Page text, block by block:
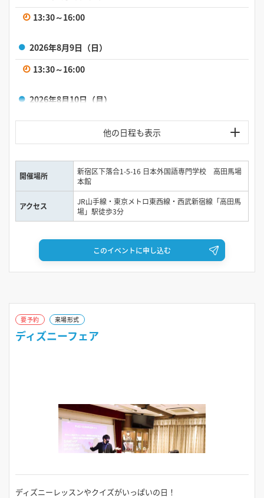
10:00～13:30
2026年8月29日（土）
10:00～13:30
2026年8月30日（日）
10:00～13:30
10:00～13:30
2026年9月13日（日）
10:00～13:30
2026年9月20日（日）
2026年9月23日（水）
10:00～13:30
13:30～16:00
2026年8月9日（日）
13:30～16:00
2026年8月10日（月）
13:30～16:00
13:30～16:00
2026年8月16日（日）
13:30～16:00
2026年8月17日（月）
2026年8月18日（火）
13:30～16:00
2026年8月21日（金）
13:30～16:00
開催場所
新宿区下落合1-5-16 日本外国語専門学校 高田馬場
本館
アクセス
JR山手線・東京メトロ東西線・西武新宿線「高田馬
場」駅徒歩3分
このイベントに申し込む
要予約 来場形式
ディズニーフェア
ディズニーレッスンやクイズがいっぱいの日！